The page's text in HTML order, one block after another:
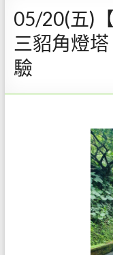
05/20(五)
三貂角燈
驗